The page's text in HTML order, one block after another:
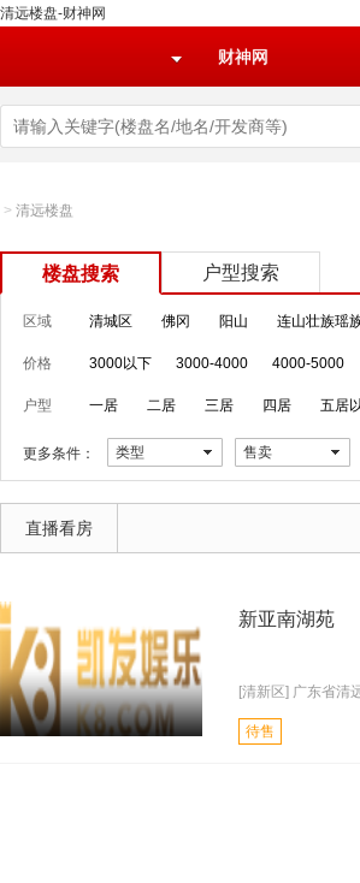
清远楼盘-财神网
财神网
> 清远楼盘
楼盘搜索 户型搜索
区域 清城区 佛冈 阳山 连山壮族瑶
价格 3000以下 3000-4000 4000-5000
户型 一居 二居 三居 四居 五居
更多条件： 类型 售卖
直播看房
新亚南湖苑
[清新区] 广东省清
待售